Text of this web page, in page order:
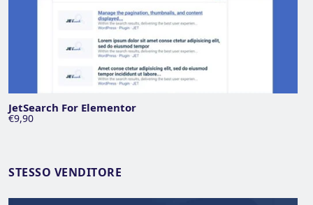
JetSearch For Elementor
€9,90
STESSO VENDITORE